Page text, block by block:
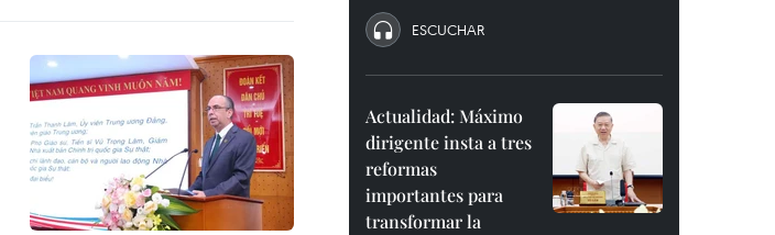
ESCUCHAR
Actualidad: Máximo
dirigente insta a tres
reformas
importantes para
transformar la